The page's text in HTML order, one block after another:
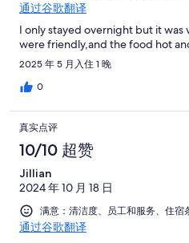
通过谷歌翻译
I only stayed overnight but it
were friendly,and the food hot
2025 年 5 月入住 1 晚
0
真实点评
10/10 超赞
Jillian
2024 年 10 月 18 日
满意：清洁度、员工和服务、住宿
通过谷歌翻译